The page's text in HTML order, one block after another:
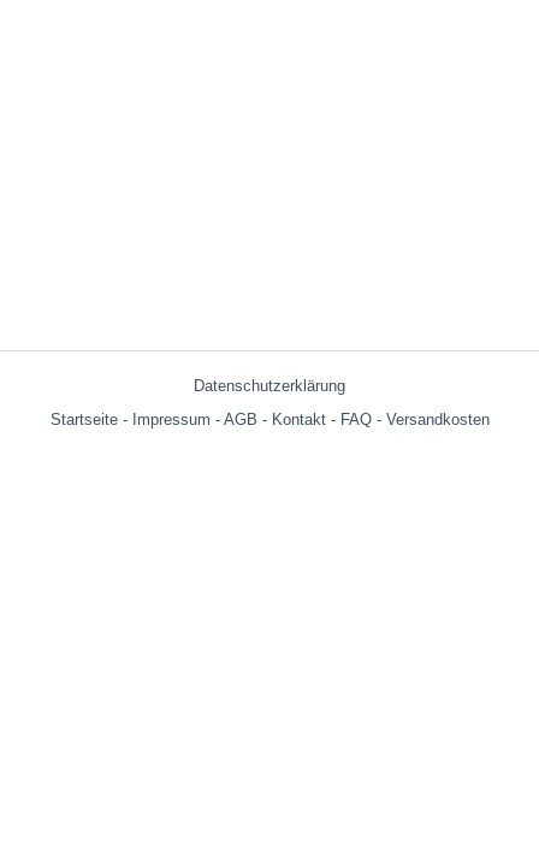
Datenschutzerklärung
Startseite- Impressum - AGB - Kontakt- FAQ- Versandkosten